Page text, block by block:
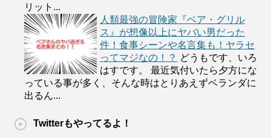
リット...
人類最強の冒険家『ベア・グリル
ス』が想像以上にヤバい男だった
件！食事シーンや名言集も！ヤラセ
ってマジなの！？ どうもです、いろ
はすです。 最近気付いたら夕方にな
っている事が多く、そんな時はとりあえずベランダに
出るん...
Twitterもやってるよ！